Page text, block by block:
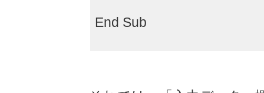
End Sub